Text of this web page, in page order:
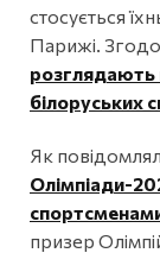
стосується
Парижі.
розглядають
білоруських
Як
Олімпіади-
призер